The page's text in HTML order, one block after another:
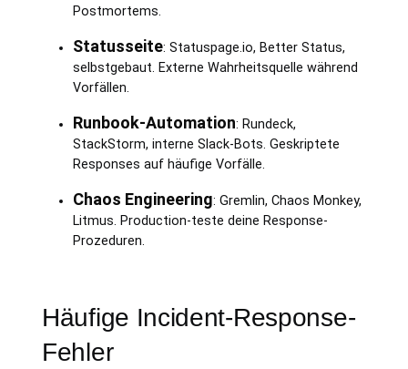
Postmortems.
Statusseite: Statuspage.io, Better Status,
selbstgebaut. Externe Wahrheitsquelle während
Vorfällen.
Runbook-Automation: Rundeck,
StackStorm, interne Slack-Bots. Geskriptete
Responses auf häufige Vorfälle.
Chaos Engineering: Gremlin, Chaos Monkey,
Litmus. Production-teste deine Response-
Prozeduren.
Häufige Incident-Response-
Fehler